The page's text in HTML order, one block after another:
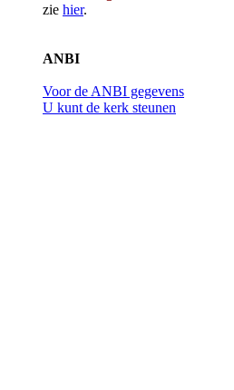
zie hier.
ANBI
Voor de ANBI gegevens
U kunt de kerk steunen